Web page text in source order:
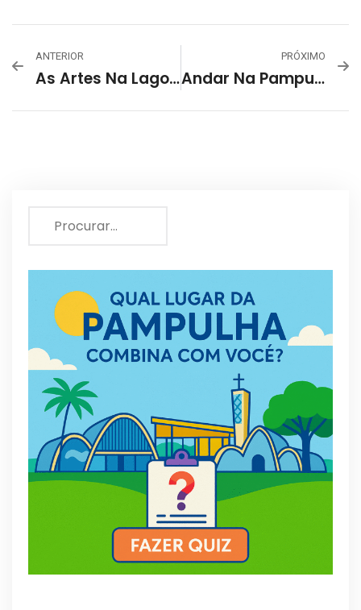
ANTERIOR
As Artes Na Lagoa Da Pampulha
PRÓXIMO
Andar Na Pampulha De Bicicleta É Um Excelente Passeio E Atividade Física